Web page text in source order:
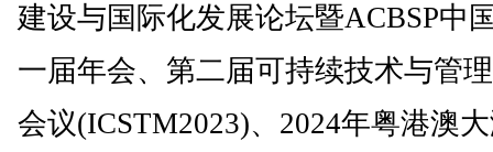
建设与国际化发展论坛暨ACBSP中
一届年会、第二届可持续技术与管
会议(ICSTM2023)、2024年粤港澳